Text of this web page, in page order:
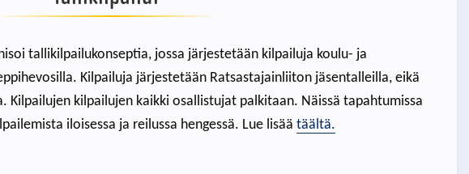
tallikilpailukonseptia, jossa järjestetään kilpailuja koulu- ja
Kilpailuja järjestetään Ratsastajainliiton jäsentalleilla, eikä
Kilpailujen kilpailujen kaikki osallistujat palkitaan. Näissä tapahtumissa
iloisessa ja reilussa hengessä. Lue lisää täältä.